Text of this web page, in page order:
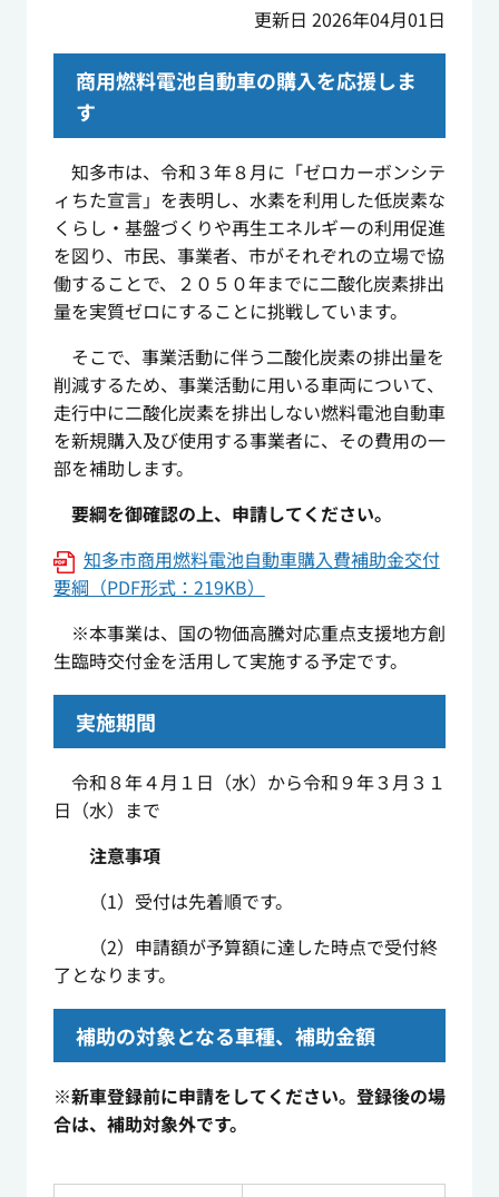
更新日 2026年04月01日
商用燃料電池自動車の購入を応援しま
す
知多市は、令和３年８月に「ゼロカーボンシテ
ィちた宣言」を表明し、水素を利用した低炭素な
くらし・基盤づくりや再生エネルギーの利用促進
を図り、市民、事業者、市がそれぞれの立場で協
働することで、２０５０年までに二酸化炭素排出
量を実質ゼロにすることに挑戦しています。
そこで、事業活動に伴う二酸化炭素の排出量を
削減するため、事業活動に用いる車両について、
走行中に二酸化炭素を排出しない燃料電池自動車
を新規購入及び使用する事業者に、その費用の一
部を補助します。
要綱を御確認の上、申請してください。
知多市商用燃料電池自動車購入費補助金交付
要綱（PDF形式：219KB）
※本事業は、国の物価高騰対応重点支援地方創
生臨時交付金を活用して実施する予定です。
実施期間
令和８年４月１日（水）から令和９年３月３１
日（水）まで​​​​​​
注意事項
（1）受付は先着順です。
（2）申請額が予算額に達した時点で受付終
了となります。
補助の対象となる車種、補助金額
※新車登録前に申請をしてください。登録後の場
合は、補助対象外です。